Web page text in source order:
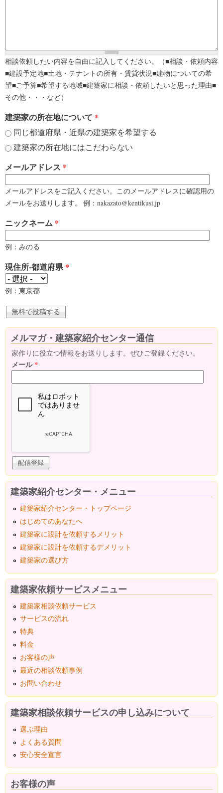
相談依頼したい内容を自由に記入してください。（■相談・依頼内容
■建設予定地■土地・テナントの所有・賃貸状況■建物についての希
望■ご予算■希望する地域■建築家に相談・依頼したいと思った理由■
その他・・・など）
建築家の所在地について *
同じ都道府県・近県の建築家を希望する
建築家の所在地にはこだわらない
メールアドレス *
メールアドレスをご記入ください。このメールアドレスに確認用の
メールをお送りします。 例：nakazato@kentikusi.jp
ニックネーム *
例：みのる
現住所-都道府県*
例：東京都
メルマガ・建築家紹介センター通信
家作りに役立つ情報をお送りします。ぜひご登録ください。
メール*
建築家紹介センター・メニュー
建築家紹介センター・トップページ
はじめてのあなたへ
建築家に設計を依頼するメリット
建築家に設計を依頼するデメリット
建築家の選び方
建築家依頼サービスメニュー
建築家相談依頼サービス
サービスの流れ
特典
料金
お客様の声
最近の相談依頼事例
お問い合わせ
建築家相談依頼サービスの申し込みについて
選ぶ理由
よくある質問
安心安全宣言
お客様の声